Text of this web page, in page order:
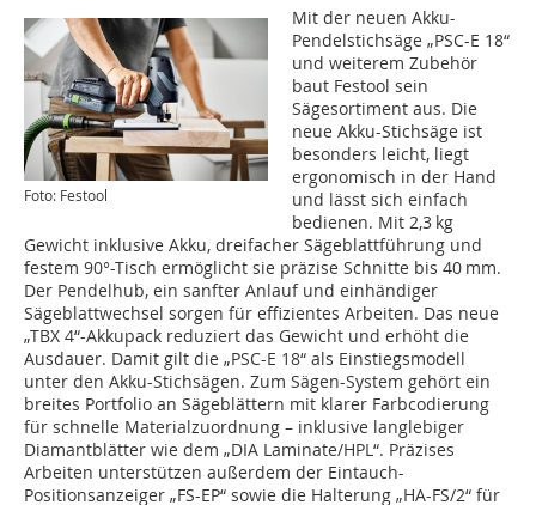
Foto: Festool
Mit der neuen Akku-
Pendelstichsäge „PSC-E 18“
und weiterem Zubehör
baut Festool sein
Sägesortiment aus. Die
neue Akku-Stichsäge ist
besonders leicht, liegt
ergonomisch in der Hand
und lässt sich einfach
bedienen. Mit 2,3 kg
Gewicht inklusive Akku, dreifacher Sägeblattführung und
festem 90°-Tisch ermöglicht sie präzise Schnitte bis 40 mm.
Der Pendelhub, ein sanfter Anlauf und einhändiger
Sägeblattwechsel sorgen für effizientes Arbeiten. Das neue
„TBX 4“-Akkupack reduziert das Gewicht und erhöht die
Ausdauer. Damit gilt die „PSC-E 18“ als Einstiegsmodell
unter den Akku-Stichsägen. Zum Sägen-System gehört ein
breites Portfolio an Sägeblättern mit klarer Farbcodierung
für schnelle Materialzuordnung – ­inklusive langlebiger
Diamantblätter wie dem „DIA Laminate/HPL“. Präzises
Arbeiten unterstützen außerdem der Eintauch-
Positionsanzeiger „FS-EP“ sowie die ­Halterung „HA-FS/2“ für